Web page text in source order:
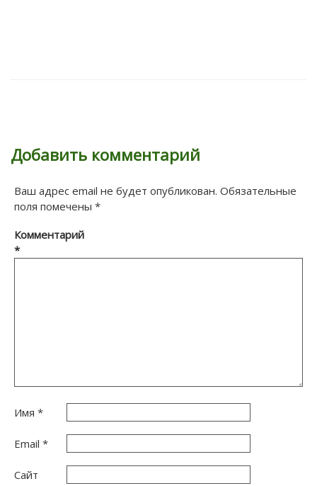
Добавить комментарий
Ваш адрес email не будет опубликован. Обязательные
поля помечены *
Комментарий
*
Имя *
Email *
Сайт